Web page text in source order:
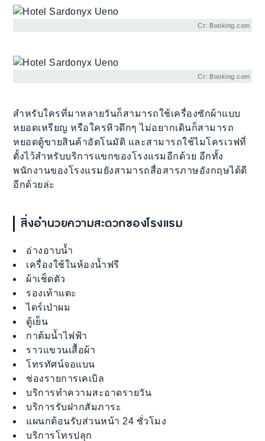
Cr: Booking.com
Cr: Booking.com
สำหรับใครที่มาหลายวันก็สามารถใช้เครื่องซักผ้าแบบ
หยอดเหรียญ หรือใครหิวดึกๆ ไม่อยากเดินก็สามารถ
หยอดตู้ขายสินค้าอัตโนมัติ และสามารถใช้ไมโครเวฟที่
ตั้งไว้สำหรับบริการแขกของโรงแรมอีกด้วย อีกทั้ง
พนักงานของโรงแรมยังสามารถสื่อสารภาษอังกฤษได้ดี
อีกด้วยล่ะ
สิ่งอำนวยความสะดวกของโรงแรม
อ่างอาบน้ำ
เครื่องใช้ในห้องน้ำฟรี
ผ้าเช็ดตัว
รองเท้าแตะ
ไดร์เป่าผม
ตู้เย็น
กาต้มน้ำไฟฟ้า
ราวแขวนเสื้อผ้า
โทรทัศน์จอแบน
ช่องรายการเคเบิล
บริการทำความสะอาดรายวัน
บริการรับฝากสัมภาระ
แผนกต้อนรับส่วนหน้า 24 ชั่วโมง
บริการโทรปลุก